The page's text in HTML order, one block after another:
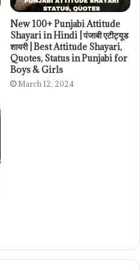
New 100+ Punjabi Attitude
Shayari in Hindi | पंजाबी एटीट्यूड
शायरी | Best Attitude Shayari,
Quotes, Status in Punjabi for
Boys & Girls
March 12, 2024